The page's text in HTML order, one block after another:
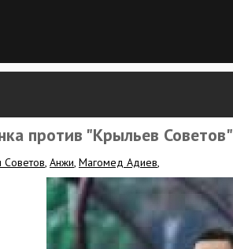
против "Крыльев Советов"
Советов, Анжи, Магомед Адиев,